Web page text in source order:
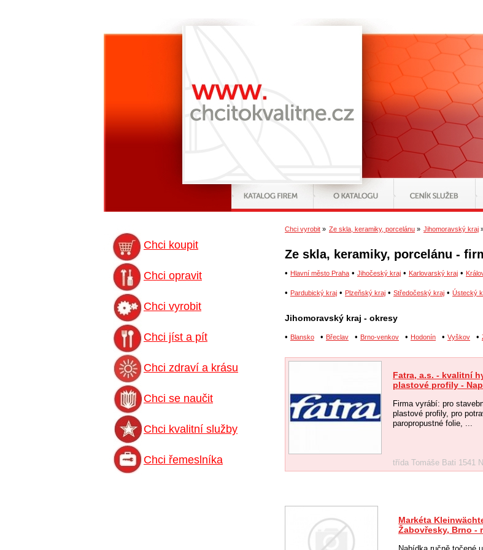
Chci koupit
Chci opravit
Chci vyrobit
Chci jíst a pít
Chci zdraví a krásu
Chci se naučit
Chci kvalitní služby
Chci řemeslníka
Chci vyrobit » Ze skla, keramiky, porcelánu » Jihomoravský kraj
Ze skla, keramiky, porcelánu -
• Hlavní město Praha • Jihočeský kraj • Karlovarský kraj •
• Pardubický kraj • Plzeňský kraj • Středočeský kraj • Ústecký
Jihomoravský kraj - okresy
• Blansko • Břeclav • Brno-venkov • Hodonín • Vyškov •
Fatra, a.s. - kvalitní
plastové profily -
Firma vyrábí: pro
plastové profily, pro
paropropustné folie, ...
třída Tomáše Bati 1541
Markéta
Žabovřesky, Brno -